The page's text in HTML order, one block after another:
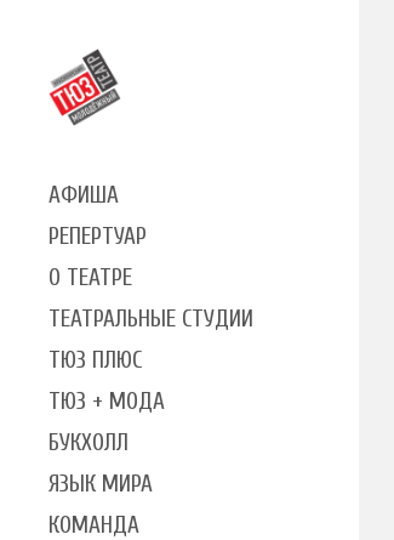
АФИША
РЕПЕРТУАР
О ТЕАТРЕ
ТЕАТРАЛЬНЫЕ СТУДИИ
ТЮЗ ПЛЮС
ТЮЗ + МОДА
БУКХОЛЛ
ЯЗЫК МИРА
КОМАНДА